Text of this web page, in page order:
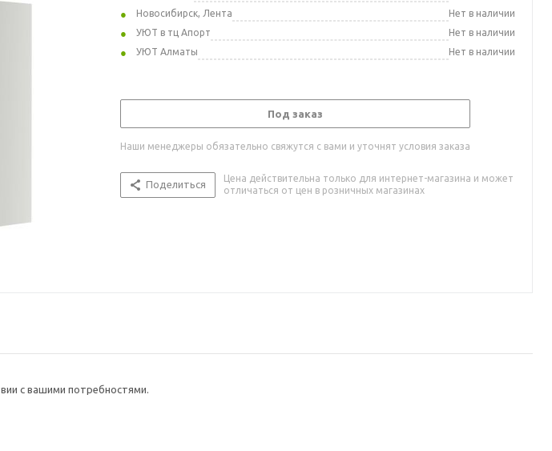
Новосибирск, Лента
Нет в наличии
УЮТ в тц Апорт
Нет в наличии
УЮТ Алматы
Нет в наличии
Под заказ
Наши менеджеры обязательно свяжутся с вами и уточнят условия заказа
Поделиться
Цена действительна только для интернет-магазина и может
отличаться от цен в розничных магазинах
с вашими потребностями.